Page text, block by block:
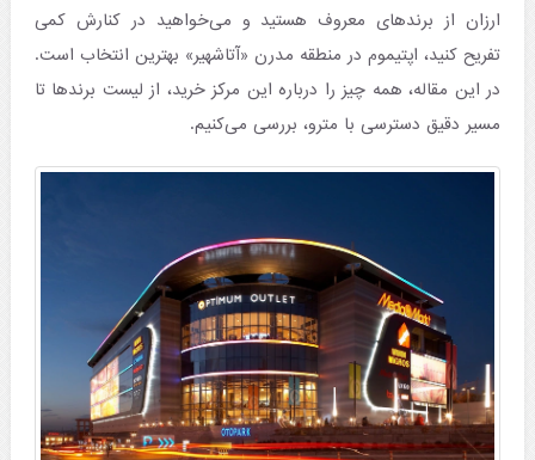
ارزان از برندهای معروف هستید و می‌خواهید در کنارش کمی
تفریح کنید، اپتیموم در منطقه مدرن «آتاشهیر» بهترین انتخاب است.
در این مقاله، همه چیز را درباره این مرکز خرید، از لیست برندها تا
مسیر دقیق دسترسی با مترو، بررسی می‌کنیم.